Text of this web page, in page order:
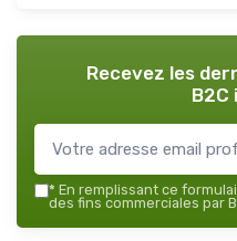
Recevez les
B2C
* En remplissant ce
des fins commerciales par